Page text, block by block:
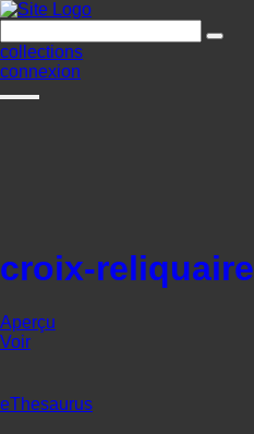
collections
connexion
croix-reliquaire
Aperçu
Voir
eThesaurus